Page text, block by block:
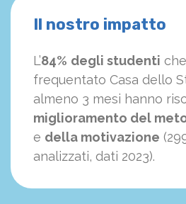
Il nostro impatto
L’84% degli studenti
frequentato Casa dello
almeno 3 mesi hanno
miglioramento del
e della motivazione
analizzati, dati 2023).